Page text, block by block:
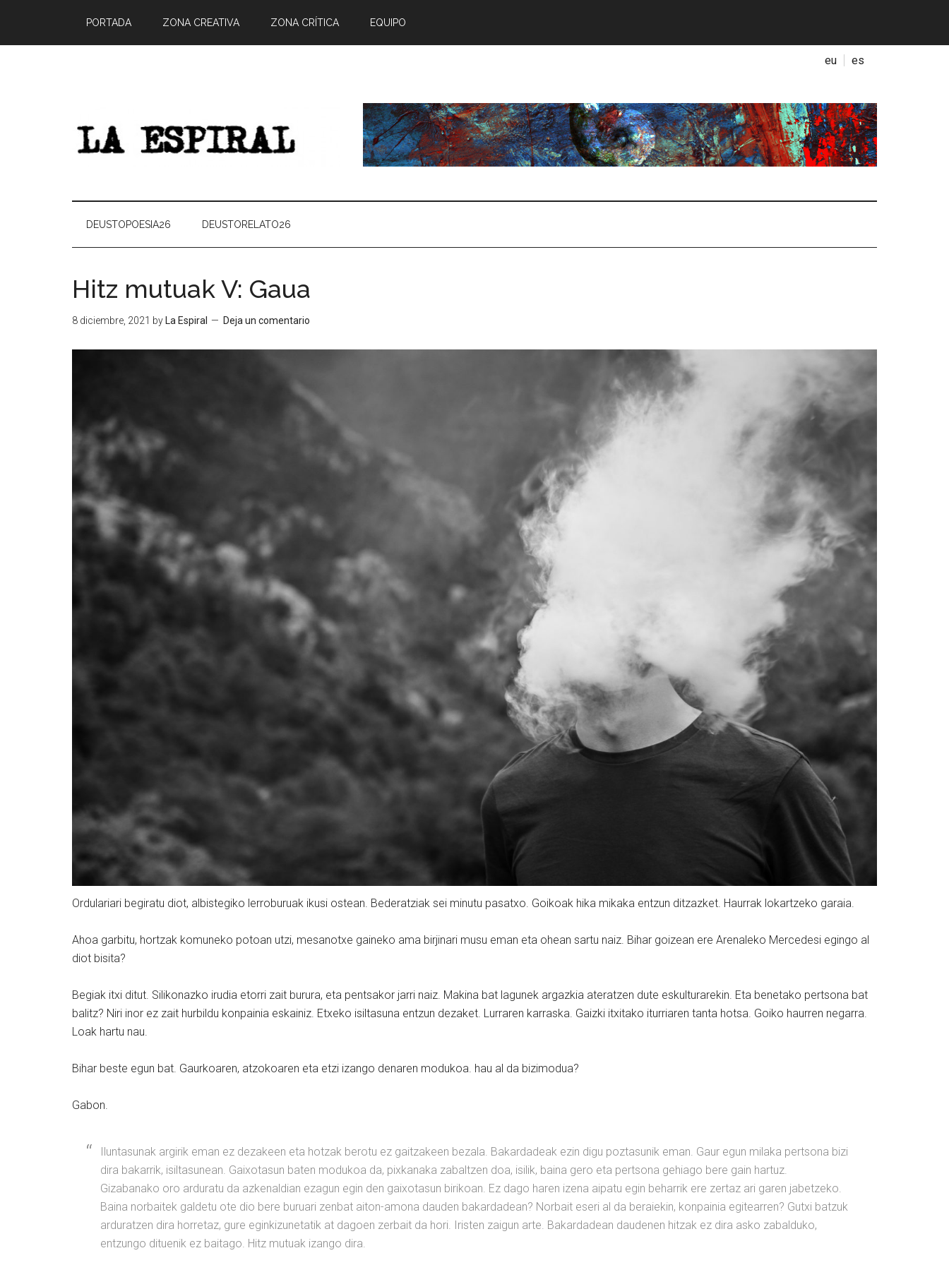
PORTADA ZONA CREATIVA ZONA CRÍTICA EQUIPO
eu es
DEUSTOPOESIA26 DEUSTORELATO26
Hitz mutuak V: Gaua
8 diciembre, 2021 by La Espiral Deja un comentario
Ordulariari begiratu diot, albistegiko lerroburuak ikusi ostean. Bederatziak sei minutu pasatxo. Goikoak hika mikaka entzun ditzazket. Haurrak lokartzeko garaia.
Ahoa garbitu, hortzak komuneko potoan utzi, mesanotxe gaineko ama birjinari musu eman eta ohean sartu naiz. Bihar goizean ere Arenaleko Mercedesi egingo al
diot bisita?
Begiak itxi ditut. Silikonazko irudia etorri zait burura, eta pentsakor jarri naiz. Makina bat lagunek argazkia ateratzen dute eskulturarekin. Eta benetako pertsona bat
balitz? Niri inor ez zait hurbildu konpainia eskainiz. Etxeko isiltasuna entzun dezaket. Lurraren karraska. Gaizki itxitako iturriaren tanta hotsa. Goiko haurren negarra.
Loak hartu nau.
Bihar beste egun bat. Gaurkoaren, atzokoaren eta etzi izango denaren modukoa. hau al da bizimodua?
Gabon.
Iluntasunak argirik eman ez dezakeen eta hotzak berotu ez gaitzakeen bezala. Bakardadeak ezin digu poztasunik eman. Gaur egun milaka pertsona bizi
dira bakarrik, isiltasunean. Gaixotasun baten modukoa da, pixkanaka zabaltzen doa, isilik, baina gero eta pertsona gehiago bere gain hartuz.
Gizabanako oro arduratu da azkenaldian ezagun egin den gaixotasun birikoan. Ez dago haren izena aipatu egin beharrik ere zertaz ari garen jabetzeko.
Baina norbaitek galdetu ote dio bere buruari zenbat aiton-amona dauden bakardadean? Norbait eseri al da beraiekin, konpainia egitearren? Gutxi batzuk
arduratzen dira horretaz, gure eginkizunetatik at dagoen zerbait da hori. Iristen zaigun arte. Bakardadean daudenen hitzak ez dira asko zabalduko,
entzungo dituenik ez baitago. Hitz mutuak izango dira.